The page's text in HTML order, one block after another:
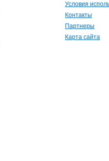
Условия
Контакты
Партнеры
Карта сайта